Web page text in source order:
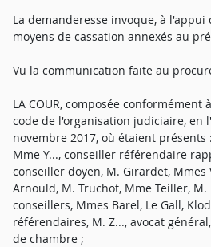
La demanderesse invoque, à
moyens de cassation annexés au
Vu la communication faite au
LA COUR, composée conformément
code de l'organisation judiciaire, en
novembre 2017, où étaient présents
Mme Y..., conseiller référendaire
conseiller doyen, M. Girardet, Mmes
Arnould, M. Truchot, Mme Teiller, M.
conseillers, Mmes Barel, Le Gall,
référendaires, M. Z..., avocat
de chambre ;